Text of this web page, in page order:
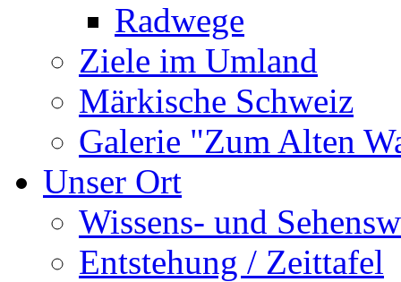
Radwege
Ziele im Umland
Märkische Schweiz
Galerie "Zum Alten
Unser Ort
Wissens- und
Entstehung / Zeittafel